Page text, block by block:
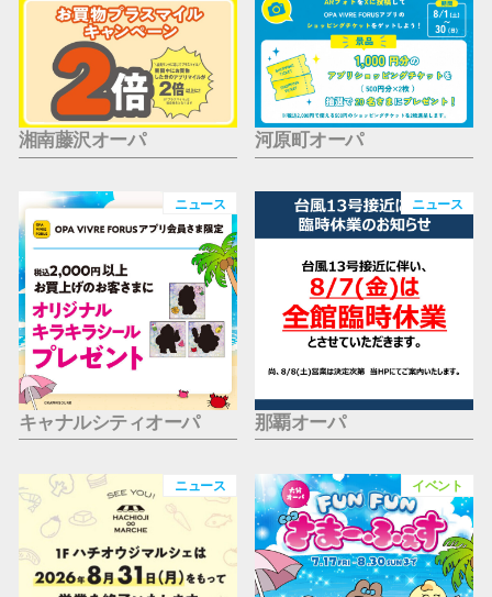
湘南藤沢オーパ 河原町オーパ
ニュース
キャナルシティオーパ
ニュース
那覇オーパ
ニュース イベント